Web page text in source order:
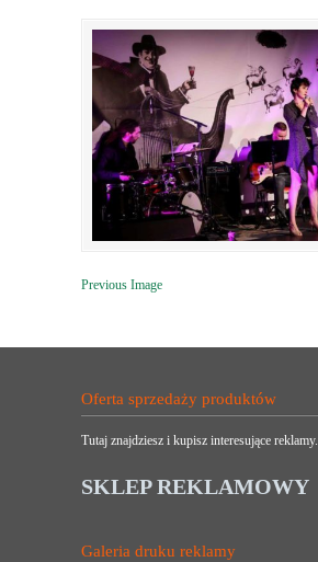
Previous Image
Oferta sprzedaży produktów
Tutaj znajdziesz i kupisz interesujące reklamy.
SKLEP REKLAMOWY
Galeria druku reklamy